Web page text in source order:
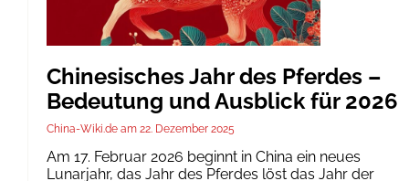
Chinesisches Jahr des Pferdes –
Bedeutung und Ausblick für 2026
China-Wiki.de 22. Dezember 2025
Am 17. Februar 2026 beginnt in China ein neues
Lunarjahr, das Jahr des Pferdes löst das Jahr der